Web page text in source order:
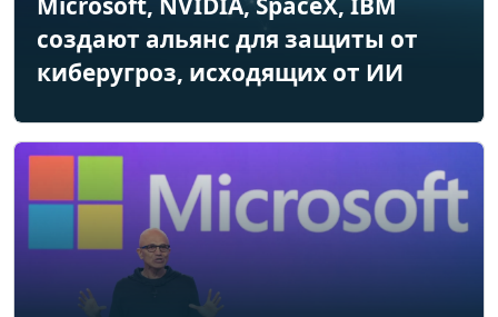
создают альянс для защиты от
киберугроз, исходящих от ИИ